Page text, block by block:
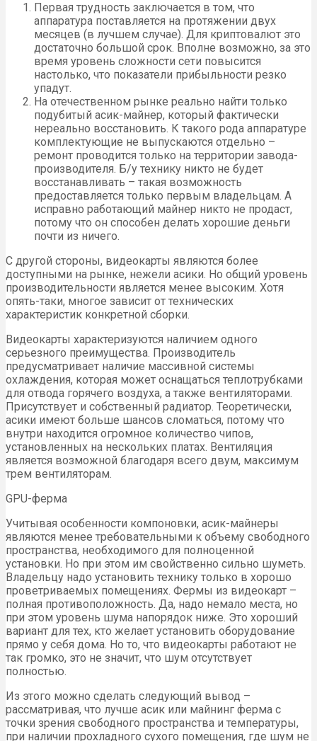
Первая трудность заключается в том, что
аппаратура поставляется на протяжении двух
месяцев (в лучшем случае). Для криптовалют это
достаточно большой срок. Вполне возможно, за это
время уровень сложности сети повысится
настолько, что показатели прибыльности резко
упадут.
На отечественном рынке реально найти только
подубитый асик-майнер, который фактически
нереально восстановить. К такого рода аппаратуре
комплектующие не выпускаются отдельно –
ремонт проводится только на территории завода-
производителя. Б/у технику никто не будет
восстанавливать – такая возможность
предоставляется только первым владельцам. А
исправно работающий майнер никто не продаст,
потому что он способен делать хорошие деньги
почти из ничего.
С другой стороны, видеокарты являются более
доступными на рынке, нежели асики. Но общий уровень
производительности является менее высоким. Хотя
опять-таки, многое зависит от технических
характеристик конкретной сборки.
Видеокарты характеризуются наличием одного
серьезного преимущества. Производитель
предусматривает наличие массивной системы
охлаждения, которая может оснащаться теплотрубками
для отвода горячего воздуха, а также вентиляторами.
Присутствует и собственный радиатор. Теоретически,
асики имеют больше шансов сломаться, потому что
внутри находится огромное количество чипов,
установленных на нескольких платах. Вентиляция
является возможной благодаря всего двум, максимум
трем вентиляторам.
GPU-ферма
Учитывая особенности компоновки, асик-майнеры
являются менее требовательными к объему свободного
пространства, необходимого для полноценной
установки. Но при этом им свойственно сильно шуметь.
Владельцу надо установить технику только в хорошо
проветриваемых помещениях. Фермы из видеокарт –
полная противоположность. Да, надо немало места, но
при этом уровень шума напорядок ниже. Это хороший
вариант для тех, кто желает установить оборудование
прямо у себя дома. Но то, что видеокарты работают не
так громко, это не значит, что шум отсутствует
полностью.
Из этого можно сделать следующий вывод –
рассматривая, что лучше асик или майнинг ферма с
точки зрения свободного пространства и температуры,
при наличии прохладного сухого помещения, где шум не